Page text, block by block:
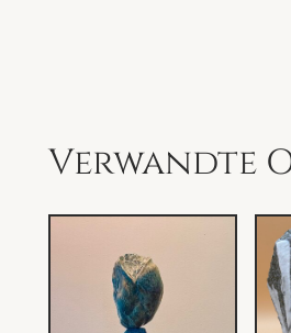
Verwandte